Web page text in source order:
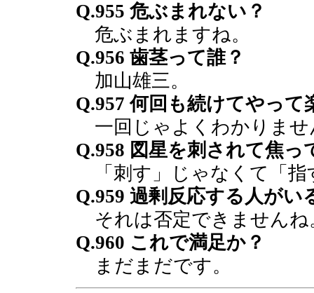
Q.955 危ぶまれない？
危ぶまれますね。
Q.956 歯茎って誰？
加山雄三。
Q.957 何回も続けてやって
一回じゃよくわかりませ
Q.958 図星を刺されて焦っ
「刺す」じゃなくて「指
Q.959 過剰反応する人がい
それは否定できませんね
Q.960 これで満足か？
まだまだです。